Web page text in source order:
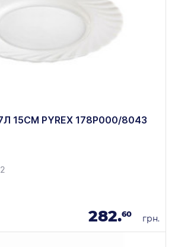
15СМ PYREX 178P000/8043
282.60 грн.